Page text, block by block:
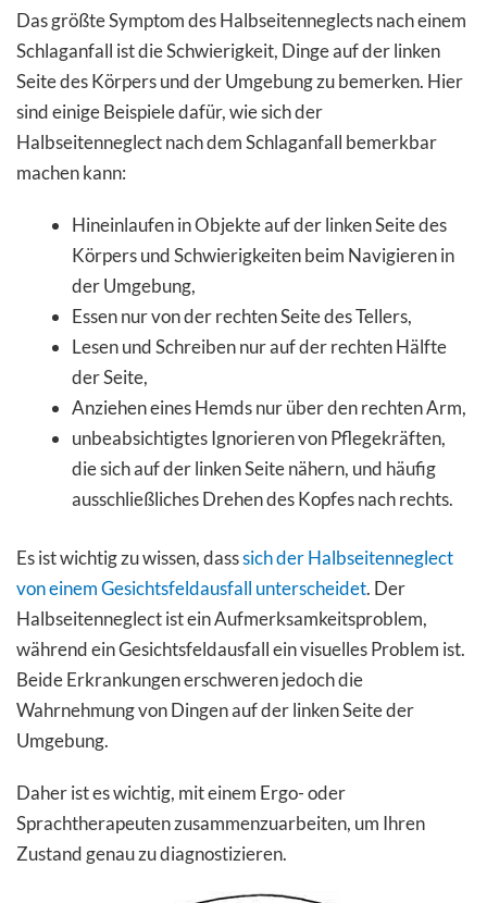
Das größte Symptom des Halbseitenneglects nach einem
Schlaganfall ist die Schwierigkeit, Dinge auf der linken
Seite des Körpers und der Umgebung zu bemerken. Hier
sind einige Beispiele dafür, wie sich der
Halbseitenneglect nach dem Schlaganfall bemerkbar
machen kann:
Hineinlaufen in Objekte auf der linken Seite des
Körpers und Schwierigkeiten beim Navigieren in
der Umgebung,
Essen nur von der rechten Seite des Tellers,
Lesen und Schreiben nur auf der rechten Hälfte
der Seite,
Anziehen eines Hemds nur über den rechten Arm,
unbeabsichtigtes Ignorieren von Pflegekräften,
die sich auf der linken Seite nähern, und häufig
ausschließliches Drehen des Kopfes nach rechts.
Es ist wichtig zu wissen, dasssich der Halbseitenneglect
von einem Gesichtsfeldausfall unterscheidet. Der
Halbseitenneglect ist ein Aufmerksamkeitsproblem,
während ein Gesichtsfeldausfall ein visuelles Problem ist.
Beide Erkrankungen erschweren jedoch die
Wahrnehmung von Dingen auf der linken Seite der
Umgebung.
Daher ist es wichtig, mit einem Ergo- oder
Sprachtherapeuten zusammenzuarbeiten, um Ihren
Zustand genau zu diagnostizieren.